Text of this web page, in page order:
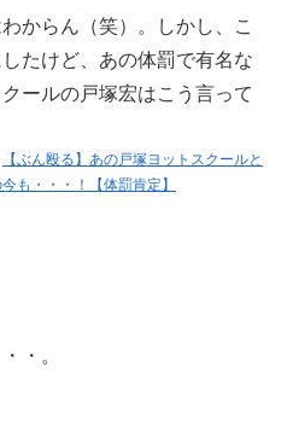
からん（笑）。しかし、こ
たけど、あの体罰で有名な
ールの戸塚宏はこう言って
【ぶん殴る】あの戸塚ヨットスクールと
も・・・！【体罰肯定】
・。